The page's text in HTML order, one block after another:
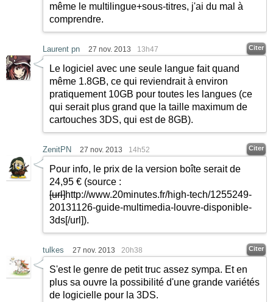
même le multilingue+sous-titres, j'ai du mal à
comprendre.
Laurent pn 27 nov. 2013 13h47 Citer
Le logiciel avec une seule langue fait quand
même 1.8GB, ce qui reviendrait à environ
pratiquement 10GB pour toutes les langues (ce
qui serait plus grand que la taille maximum de
cartouches 3DS, qui est de 8GB).
ZenitPN 27 nov. 2013 14h52 Citer
Pour info, le prix de la version boîte serait de
24,95 € (source :
[url]http://www.20minutes.fr/high-tech/1255249-
20131126-guide-multimedia-louvre-disponible-
3ds[/url]).
tulkes 27 nov. 2013 20h38 Citer
S'est le genre de petit truc assez sympa. Et en
plus sa ouvre la possibilité d'une grande variétés
de logicielle pour la 3DS.